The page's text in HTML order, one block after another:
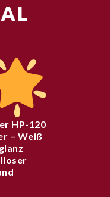
HP-120
– Weiß